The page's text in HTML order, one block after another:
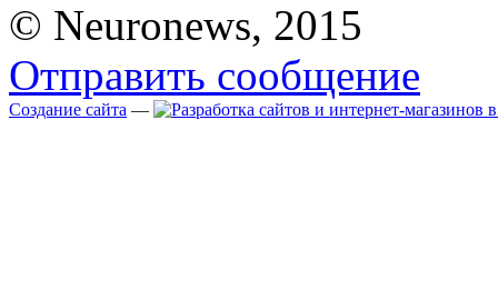
© Neuronews, 2015
Отправить сообщение
Создание сайта —